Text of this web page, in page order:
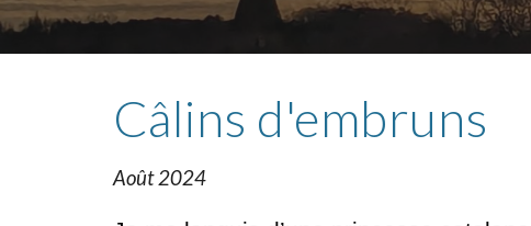
Câlins d'embruns
Août 2024